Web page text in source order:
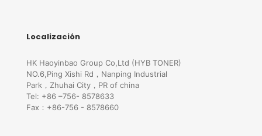
Localización
HK Haoyinbao Group Co,Ltd (HYB TONER)
NO.6,Ping Xishi Rd，Nanping Industrial
Park，Zhuhai City，PR of china
Tel: +86 –756- 8578633
Fax：+86-756 - 8578660